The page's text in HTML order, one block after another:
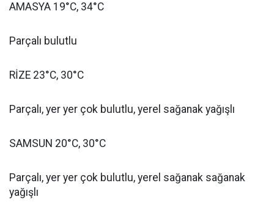
AMASYA 19°C, 34°C
Parçalı bulutlu
RİZE 23°C, 30°C
Parçalı, yer yer çok bulutlu, yerel sağanak yağışlı
SAMSUN 20°C, 30°C
Parçalı, yer yer çok bulutlu, yerel sağanak sağanak
yağışlı